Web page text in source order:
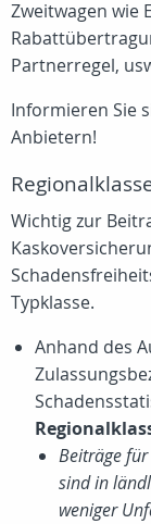
Zweitwagen wie
Partnerregel,
Informieren Sie
Anbietern!
Wichtig zur
Typklasse.
Anhand des
Beiträge
sind in
weniger